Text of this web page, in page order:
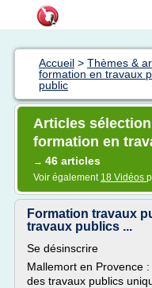
Accueil > Thèmes &
formation en travaux
public
Articles
formation en
→ 46 articles
Voir également 18 Vidéos
Formation travaux
travaux publics ...
Se désinscrire
Mallemort en Provence
des travaux publics